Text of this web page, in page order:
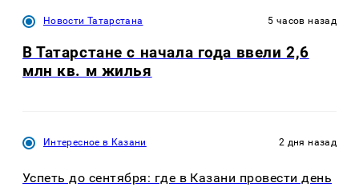
Новости Татарстана 5 часов назад
В Татарстане с начала года ввели 2,6
млн кв. м жилья
Интересное в Казани 2 дня назад
Успеть до сентября: где в Казани провести день